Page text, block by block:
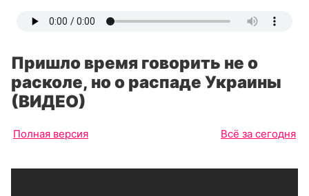
Пришло время говорить не о
расколе, но о распаде Украины
(ВИДЕО)
Полная версия Всё за сегодня